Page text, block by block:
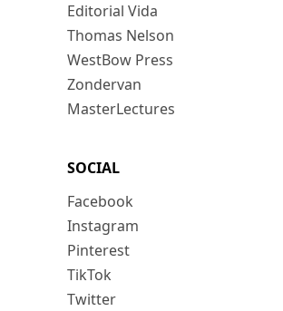
Editorial Vida
Thomas Nelson
WestBow Press
Zondervan
MasterLectures
SOCIAL
Facebook
Instagram
Pinterest
TikTok
Twitter